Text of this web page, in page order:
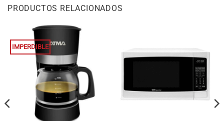
PRODUCTOS RELACIONADOS
IMPERDIBLE